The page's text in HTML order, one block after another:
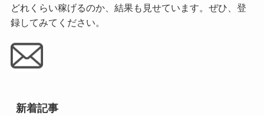
どれくらい稼げるのか、結果も見せています。ぜひ、登
録してみてください。
新着記事